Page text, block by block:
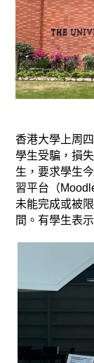
香港大學上周
學生受騙，損
生，要求學生
習平台（
未能完成或被
間。有學生表